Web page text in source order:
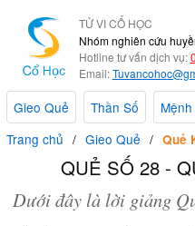
TỬ VI CỔ HỌC
Nhóm nghiên cứu
Hotline tư vấn dịch vụ:
Email:
Gieo Quẻ Thần Số
Trang chủ
Gieo Quẻ Quẻ
QUẺ SỐ 28 -
Dưới đây là lời giảng